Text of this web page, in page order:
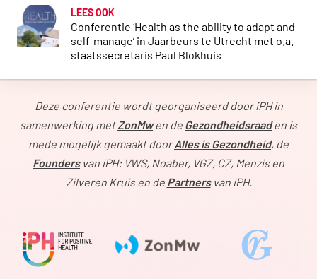
LEES OOK
Conferentie ‘Health as the ability to adapt and
self-manage’ in Jaarbeurs te Utrecht met o.a.
staatssecretaris Paul Blokhuis
Deze conferentie wordt georganiseerd door iPH in
samenwerking metZonMwen de Gezondheidsraaden is
mede mogelijk gemaakt doorAlles is Gezondheid, de
Foundersvan iPH: VWS, Noaber, VGZ, CZ, Menzis en
Zilveren Kruis en de Partnersvan iPH.